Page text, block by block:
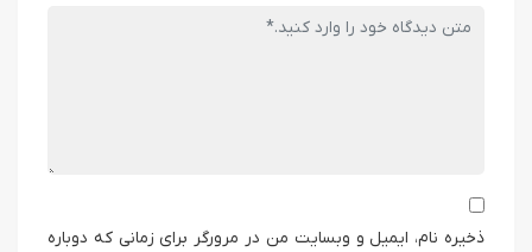
ذخیره نام، ایمیل و وبسایت من در مرورگر برای زمانی که دوباره